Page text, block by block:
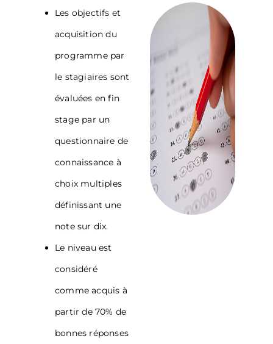
Les objectifs et
acquisition du
programme par
le stagiaires sont
évaluées en fin
stage par un
questionnaire de
connaissance à
choix multiples
définissant une
note sur dix.
Le niveau est
considéré
comme acquis à
partir de 70% de
bonnes réponses